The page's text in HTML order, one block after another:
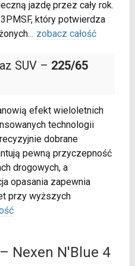
jazdę przez cały rok.
który potwierdza
... zobacz całość
SUV – 225/65
efekt wieloletnich
technologii
dobrane
pewną przyczepność
drogowych, a
opasania zapewnia
przy wyższych
Nexen N'Blue 4